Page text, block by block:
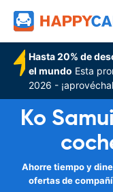
Hasta 20% de
el mundo Esta
2026 -
Ko
Ahorre tiempo y
ofertas de